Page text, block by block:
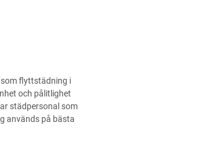
flyttstädning i
och pålitlighet
städpersonal som
används på bästa